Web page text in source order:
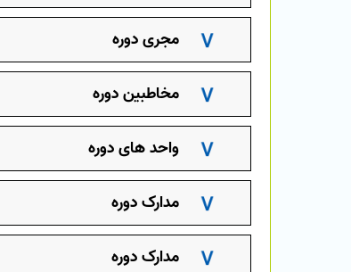
مجری دوره
مخاطبین دوره
واحد های دوره
مدارک دوره
مدارک دوره